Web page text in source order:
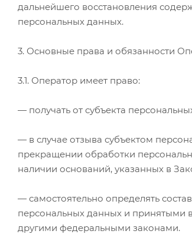
дальнейшего восстановления
персональных данных.
3. Основные права и обязанности
3.1. Оператор имеет право:
— получать от субъекта
— в случае отзыва субъектом
прекращении обработки
наличии оснований, указанных в
— самостоятельно определять
персональных данных и принятыми
другими федеральными законами.